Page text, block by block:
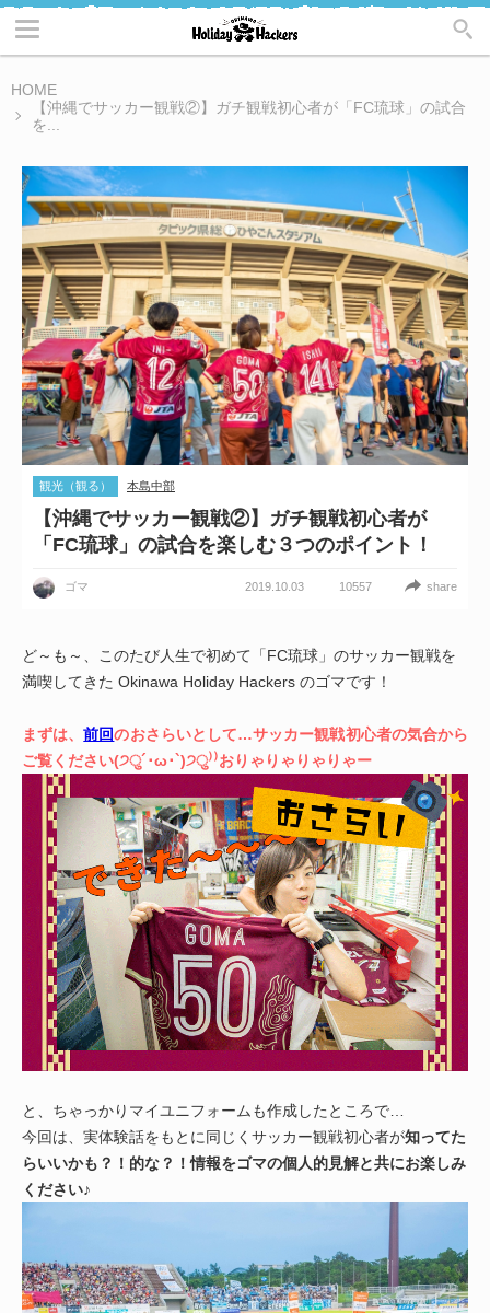
HOME
【沖縄でサッカー観戦②】ガチ観戦初心者が「FC琉球」の試合
を...
観光（観る） 本島中部
【沖縄でサッカー観戦②】ガチ観戦初心者が
「FC琉球」の試合を楽しむ３つのポイント！
ゴマ 2019.10.03 10557 share
ど～も～、このたび人生で初めて「FC琉球」のサッカー観戦を
満喫してきた Okinawa Holiday Hackers のゴマです！
まずは、前回のおさらいとして…サッカー観戦初心者の気合から
ご覧ください(੭ु´･ω･`)੭ु⁾⁾おりゃりゃりゃりゃー
と、ちゃっかりマイユニフォームも作成したところで…
今回は、実体験話をもとに同じくサッカー観戦初心者が知ってた
らいいかも？！的な？！情報をゴマの個人的見解と共にお楽しみ
ください♪